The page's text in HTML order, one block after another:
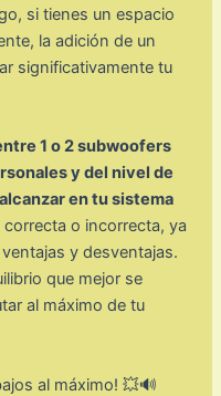
si tienes un espacio
la adición de un
significativamente tu
1 o 2 subwoofers
y del nivel de
en tu sistema
o incorrecta, ya
y desventajas.
que mejor se
al máximo de tu
al máximo! 💥🔊